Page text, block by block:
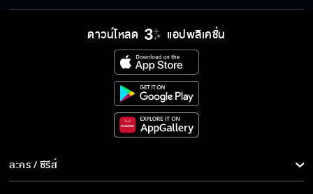
เลิกเถอะ เธอยังมีอนาคตอีกไกล
ถ้าจะทำอะไรฉัน เธอต้องมีสมองก่อนนะ
ดาวน์โหลด แอปพลิเคชั่น
ละคร / ซีรีส์
ละคร/ซีรีส์